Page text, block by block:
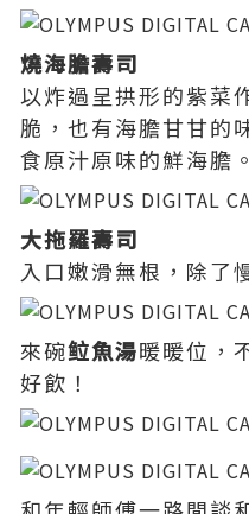
燒海膽壽司
以炸過呈拱形的紫菜
脆，也有海膽甘甘的
食原汁原味的鮮海膽。
大拖羅壽司
入口嫩滑無根，除了
來碗䲞魚湯暖暖位，
好飲！